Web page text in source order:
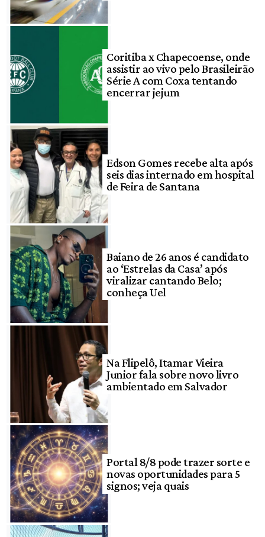
Coritiba x Chapecoense, onde
assistir ao vivo pelo Brasileirão
Série A com Coxa tentando
encerrar jejum
Edson Gomes recebe alta após
seis dias internado em hospital
de Feira de Santana
Baiano de 26 anos é candidato
ao ‘Estrelas da Casa’ após
viralizar cantando Belo;
conheça Uel
Na Flipelô, Itamar Vieira
Junior fala sobre novo livro
ambientado em Salvador
Portal 8/8 pode trazer sorte e
novas oportunidades para 5
signos; veja quais